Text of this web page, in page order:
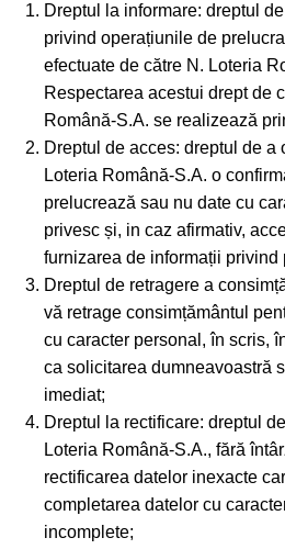
Dreptul la informare: dreptul
privind operațiunile de
efectuate de către N. Loteria
Respectarea acestui drept de
Română-S.A. se realizează
Dreptul de acces: dreptul de a
Loteria Română-S.A. o
prelucrează sau nu date cu
privesc și, in caz afirmativ,
furnizarea de informații privind
Dreptul de retragere a
vă retrage consimțământul
cu caracter personal, în scris,
ca solicitarea dumneavoastră
imediat;
Dreptul la rectificare: dreptul
Loteria Română-S.A., fără
rectificarea datelor inexacte
completarea datelor cu
incomplete;